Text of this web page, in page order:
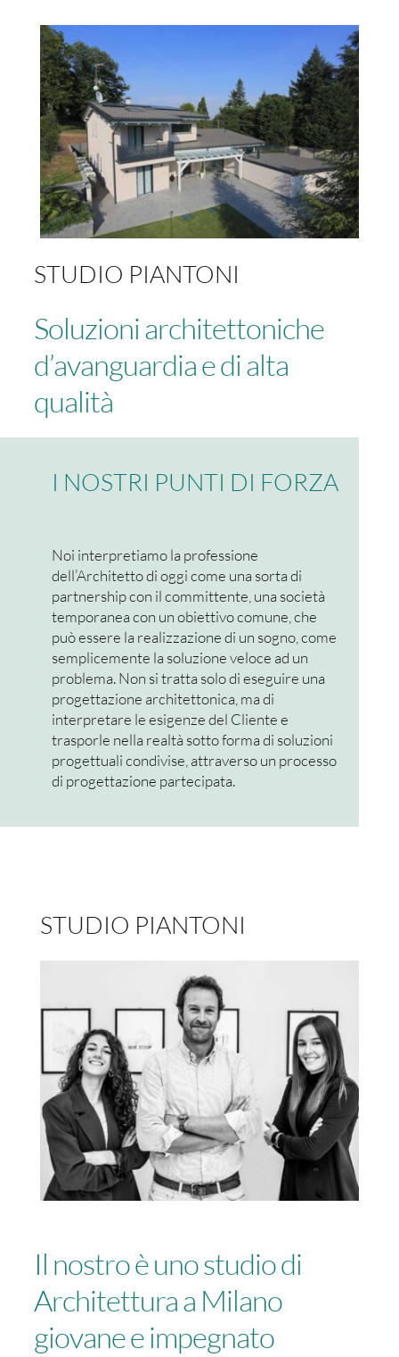
FACEBOOK
INSTAGRAM
STUDIO PIANTONI
Soluzioni architettoniche
d’avanguardia e di alta
qualità
I NOSTRI PUNTI DI FORZA
Noi interpretiamo la professione
dell’Architetto di oggi come una sorta di
partnership con il committente, una società
temporanea con un obiettivo comune, che
può essere la realizzazione di un sogno, come
semplicemente la soluzione veloce ad un
problema. Non si tratta solo di eseguire una
progettazione architettonica, ma di
interpretare le esigenze del Cliente e
trasporle nella realtà sotto forma di soluzioni
progettuali condivise, attraverso un processo
di progettazione partecipata.
STUDIO PIANTONI
Il nostro è uno studio di
Architettura a Milano
giovane e impegnato